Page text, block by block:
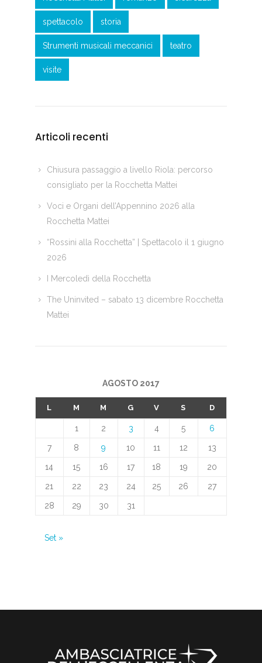
spettacolo storia
Strumenti musicali meccanici teatro
visite
Articoli recenti
Chiusura passaggio a livello Riola: percorso
consigliato per la Rocchetta Mattei
Voci e Organi dell’Appennino 2026 alla
Rocchetta Mattei
“Rossini alla Rocchetta” | Spettacolo il 1 giugno
2026
I Mercoledì della Rocchetta
The Uninvited – sabato 13 dicembre Rocchetta
Mattei
AGOSTO 2017
L M M G V S D
1 2 3 4 5 6
7 8 9 10 11 12 13
14 15 16 17 18 19 20
21 22 23 24 25 26 27
28 29 30 31
Set »